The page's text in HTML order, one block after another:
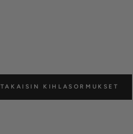
TAKAISIN KIHLASORMUKSET